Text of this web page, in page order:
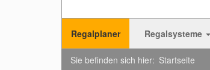
Regalplaner Regalsysteme
Sie befinden sich hier: Startseite